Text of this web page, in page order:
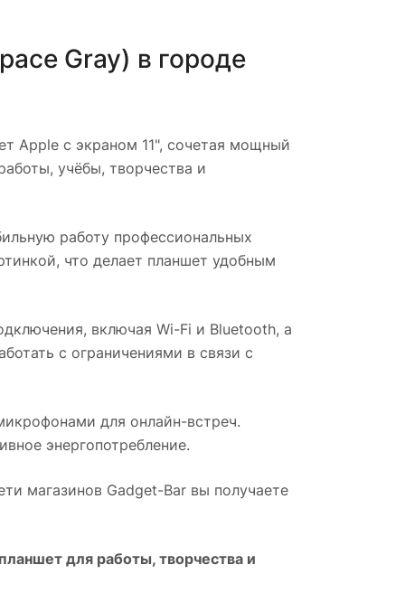
Gray) в городе
Apple с экраном 11", сочетая мощный
учёбы, творчества и
работу профессиональных
что делает планшет удобным
включая Wi-Fi и Bluetooth, а
с ограничениями в связи с
для онлайн-встреч.
энергопотребление.
магазинов Gadget-Bar вы получаете
для работы, творчества и